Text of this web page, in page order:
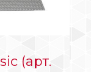
(арт.